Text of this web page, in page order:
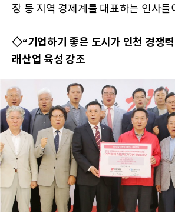
장 등 지역 경제계를 대표하는 인사들
◇“기업하기 좋은 도시가 인천 경쟁
래산업 육성 강조